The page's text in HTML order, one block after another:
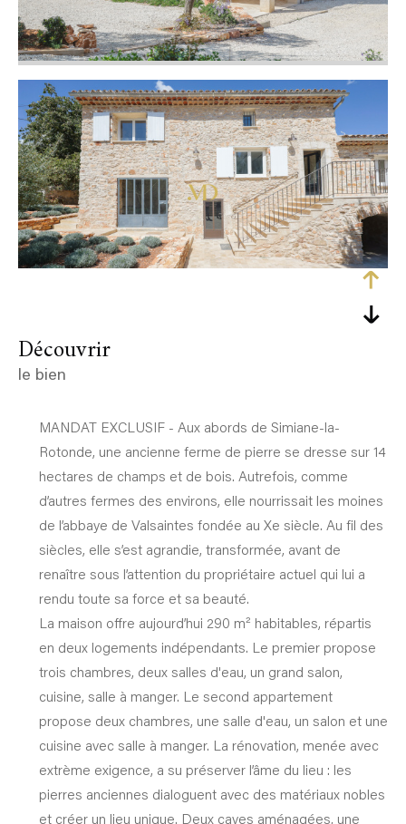
découvrir
le bien
MANDAT EXCLUSIF - Aux abords de Simiane-la-
Rotonde, une ancienne ferme de pierre se dresse sur 14
hectares de champs et de bois. Autrefois, comme
d’autres fermes des environs, elle nourrissait les moines
de l’abbaye de Valsaintes fondée au Xe siècle. Au fil des
siècles, elle s’est agrandie, transformée, avant de
renaître sous l’attention du propriétaire actuel qui lui a
rendu toute sa force et sa beauté.
La maison offre aujourd’hui 290 m² habitables, répartis
en deux logements indépendants. Le premier propose
trois chambres, deux salles d'eau, un grand salon,
cuisine, salle à manger. Le second appartement
propose deux chambres, une salle d'eau, un salon et une
cuisine avec salle à manger. La rénovation, menée avec
extrème exigence, a su préserver l’âme du lieu : les
pierres anciennes dialoguent avec des matériaux nobles
et créer un lieu unique. Deux caves aménagées, une